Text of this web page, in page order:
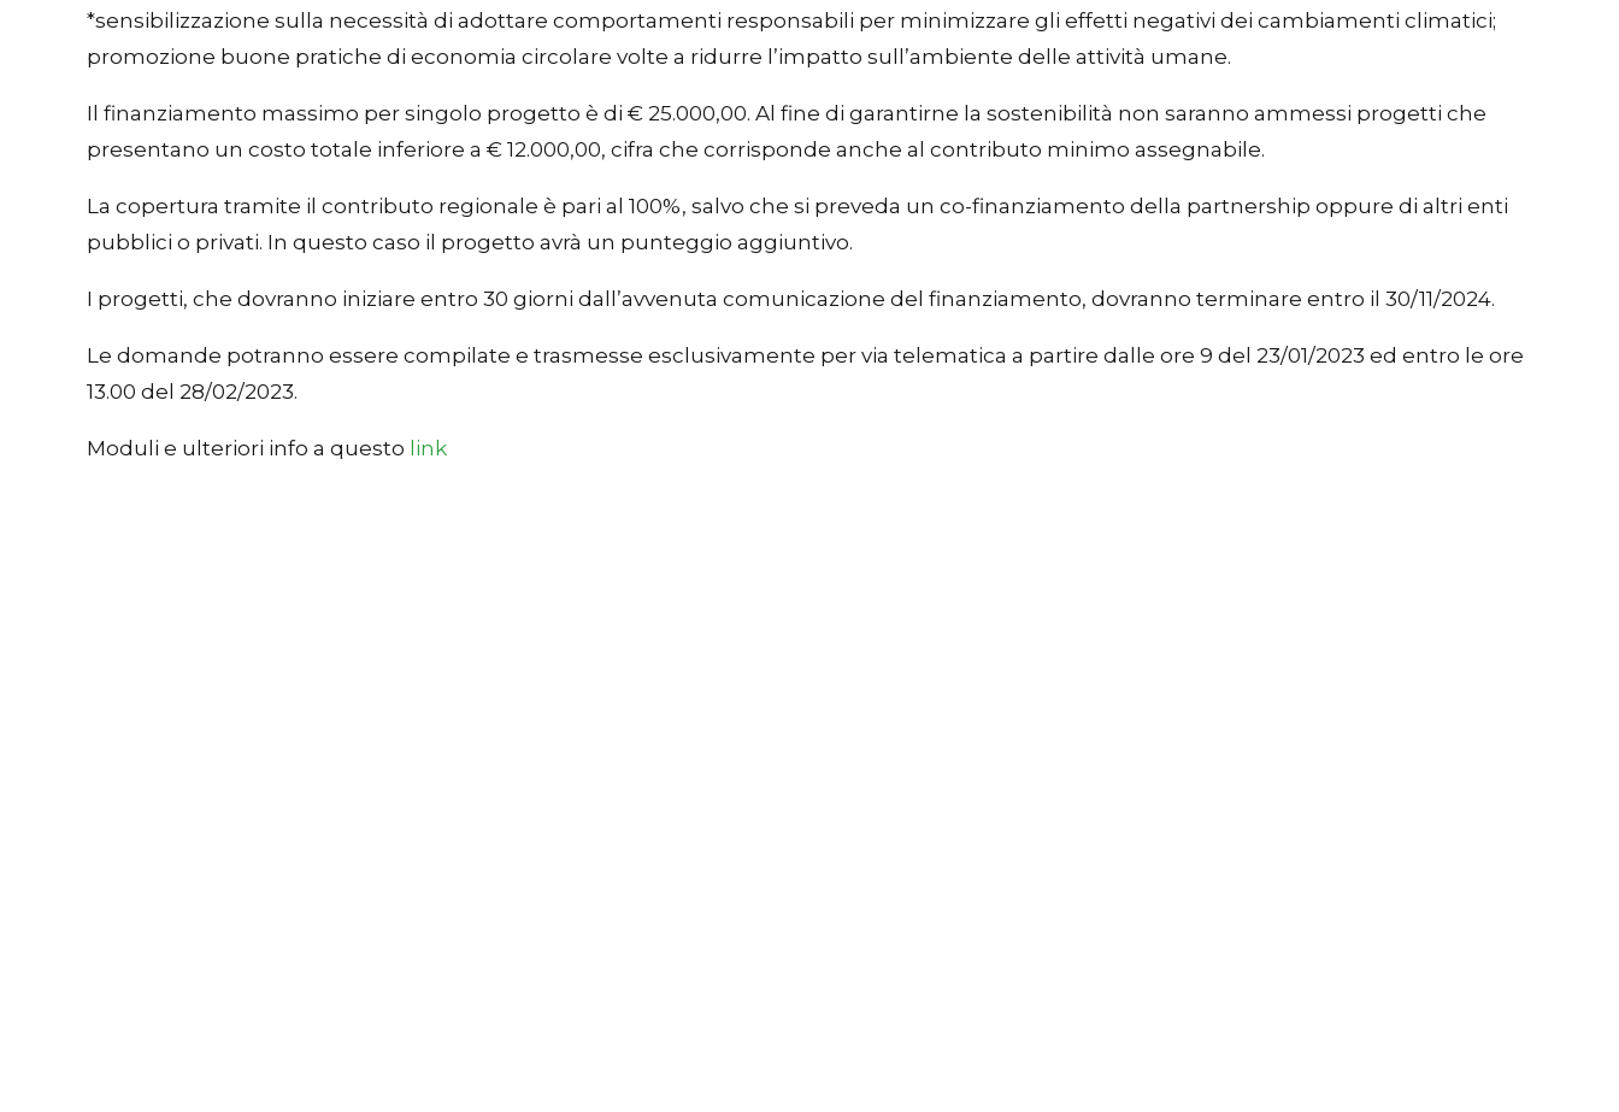
*sensibilizzazione sulla necessità di adottare comportamenti responsabili per minimizzare gli effetti negativi dei cambiamenti climatici;
promozione buone pratiche di economia circolare volte a ridurre l’impatto sull’ambiente delle attività umane.
Il finanziamento massimo per singolo progetto è di € 25.000,00. Al fine di garantirne la sostenibilità non saranno ammessi progetti che
presentano un costo totale inferiore a € 12.000,00, cifra che corrisponde anche al contributo minimo assegnabile.
La copertura tramite il contributo regionale è pari al 100%, salvo che si preveda un co-finanziamento della partnership oppure di altri enti
pubblici o privati. In questo caso il progetto avrà un punteggio aggiuntivo.
I progetti, che dovranno iniziare entro 30 giorni dall’avvenuta comunicazione del finanziamento, dovranno terminare entro il 30/11/2024.
Le domande potranno essere compilate e trasmesse esclusivamente per via telematica a partire dalle ore 9 del 23/01/2023 ed entro le ore
13.00 del 28/02/2023.
Moduli e ulteriori info a questo link